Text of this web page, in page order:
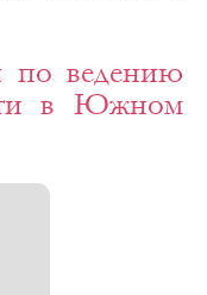
по ведению
в Южном